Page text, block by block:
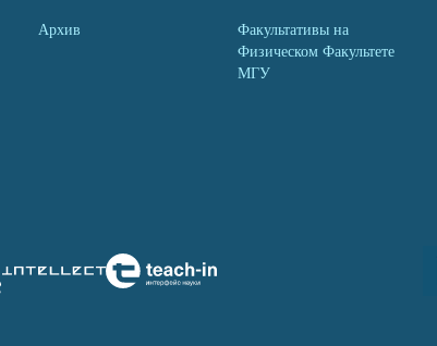
Архив
Факультативы на
Физическом Факультете
МГУ